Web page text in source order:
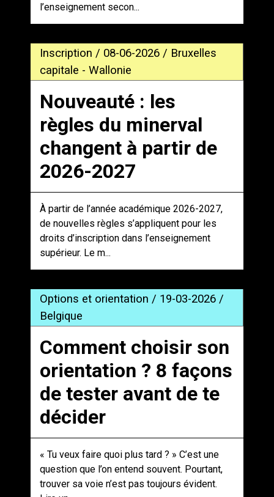
l’enseignement secon...
Inscription / 08-06-2026 / Bruxelles
capitale - Wallonie
Nouveauté : les
règles du minerval
changent à partir de
2026-2027
À partir de l’année académique 2026-2027,
de nouvelles règles s’appliquent pour les
droits d’inscription dans l’enseignement
supérieur. Le m...
Options et orientation / 19-03-2026 /
Belgique
Comment choisir son
orientation ? 8 façons
de tester avant de te
décider
« Tu veux faire quoi plus tard ? » C’est une
question que l’on entend souvent. Pourtant,
trouver sa voie n’est pas toujours évident.